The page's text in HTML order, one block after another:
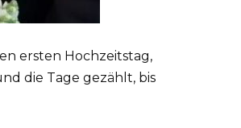
ersten Hochzeitstag,
die Tage gezählt, bis